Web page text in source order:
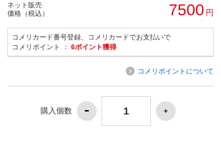
ネット販売
価格（税込）
7500 円
コメリカード番号登録、コメリカードでお支払いで
コメリポイント ： 6ポイント獲得
コメリポイントについて
購入個数